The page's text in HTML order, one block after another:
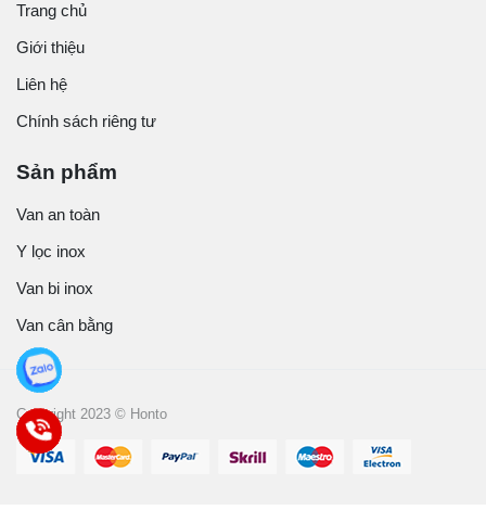
Trang chủ
Giới thiệu
Liên hệ
Chính sách riêng tư
Sản phẩm
Van an toàn
Y lọc inox
Van bi inox
Van cân bằng
Copyright 2023 © Honto